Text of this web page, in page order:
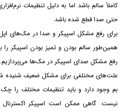
کاملاً سالم باشد اما به دلیل تنظیمات
حتی صدا قطع شده باشد.
برای رفع مشکل اسپیکر و صدا در مک‌های
همین‌طور سالم بودن و تمیز بودن اسپیکر
رفع مشکل صدای اسپیکر در مک‌ها می‌پردازیم.
علت‌های مختلفی برای مشکل ضعیف شنیده
بم وجود دارد و باید تنظیمات مختلف را چک
نیست. گاهی ممکن است اسپیکر